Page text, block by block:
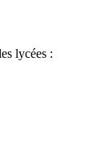
lycées :